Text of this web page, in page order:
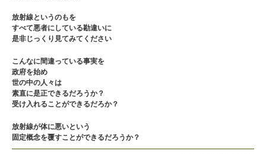
放射線というのもを
すべて悪者にしている勘違いに
是非じっくり見てみてください
こんなに間違っている事実を
政府を始め
世の中の人々は
素直に是正できるだろうか？
受け入れることができるだろか？
放射線が体に悪いという
固定概念を覆すことができるだろうか？